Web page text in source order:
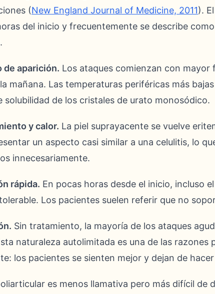
(New England Journal of Medicine, 2011).
del inicio y frecuentemente se describe
de aparición. Los ataques comienzan con
mañana. Las temperaturas periféricas más
solubilidad de los cristales de urato monosódico.
y calor. La piel suprayacente se vuelve
un aspecto casi similar a una celulitis, lo
innecesariamente.
rápida. En pocas horas desde el inicio, incluso
Los pacientes suelen referir que no
Sin tratamiento, la mayoría de los ataques
naturaleza autolimitada es una de las
los pacientes se sienten mejor y dejan de
es menos llamativa pero más difícil de